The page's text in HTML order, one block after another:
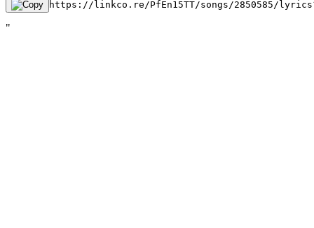
https://linkco.re/PfEn15TT/songs/2850585/
"